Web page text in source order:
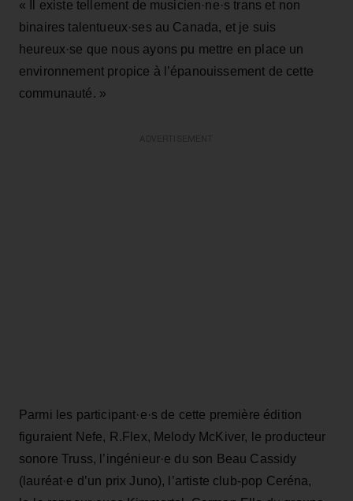
« Il existe tellement de musicien·ne·s trans et non
binaires talentueux·ses au Canada, et je suis
heureux·se que nous ayons pu mettre en place un
environnement propice à l’épanouissement de cette
communauté. »
Parmi les participant·e·s de cette première édition
figuraient Nefe, R.Flex, Melody McKiver, le producteur
sonore Truss, l’ingénieur·e du son Beau Cassidy
(lauréat·e d’un prix Juno), l’artiste club-pop Ceréna,